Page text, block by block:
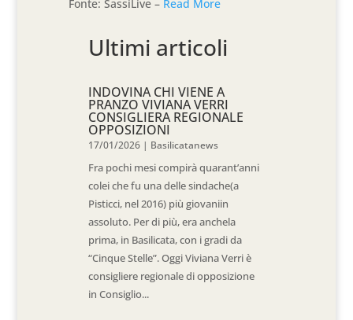
Fonte: SassiLive – Read More
Ultimi articoli
INDOVINA CHI VIENE A
PRANZO VIVIANA VERRI
CONSIGLIERA REGIONALE
OPPOSIZIONI
17/01/2026 | Basilicatanews
Fra pochi mesi compirà quarant’anni
colei che fu una delle sindache(a
Pisticci, nel 2016) più giovaniin
assoluto. Per di più, era anchela
prima, in Basilicata, con i gradi da
“Cinque Stelle”. Oggi Viviana Verri è
consigliere regionale di opposizione
in Consiglio...